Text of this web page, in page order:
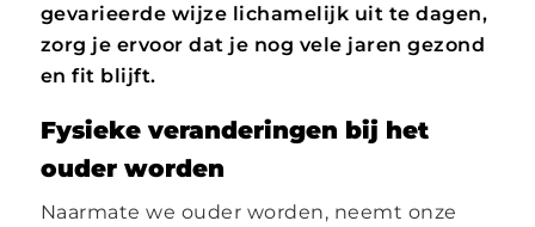
gevarieerde wijze lichamelijk uit te dagen,
zorg je ervoor dat je nog vele jaren gezond
en fit blijft.
Fysieke veranderingen bij het
ouder worden
Naarmate we ouder worden, neemt onze